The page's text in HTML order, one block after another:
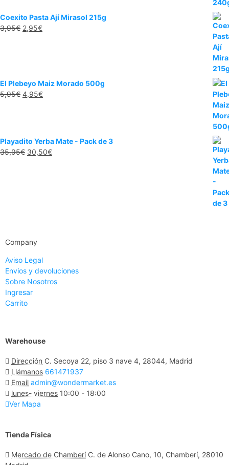
Coexito Pasta Ají Mirasol 215g
3,95€ 2,95€
El Plebeyo Maiz Morado 500g
5,95€ 4,95€
Playadito Yerba Mate - Pack de 3
35,95€ 30,50€
Company
Aviso Legal
Envios y devoluciones
Sobre Nosotros
Ingresar
Carrito
Warehouse
Dirección C. Secoya 22, piso 3 nave 4, 28044, Madrid
Llámanos 661471937
Email admin@wondermarket.es
lunes- viernes 10:00 - 18:00
Ver Mapa
Tienda Física
Mercado de Chamberí C. de Alonso Cano, 10, Chamberí, 28010